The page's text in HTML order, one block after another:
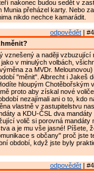
nakonec budou sedět v
Munia přeházel karty. Nebo
nikdo nechce kamarádit.
odpovědět |
vznešený a naději vzbuzující
v minulých volbách,
za MVDr.
"měnit". Albrecht i Jakeš
hloupým Chotěbořským
proto aby získal nové
nezajímali ani o to, kdo
vlastně v zastupitelstvu
a KDU-ČSL dva mandáty
volič si porovná mandáty
a je mu vše jasné! Píšete,
s občany" proč jste
období, když jste byly
odpovědět |